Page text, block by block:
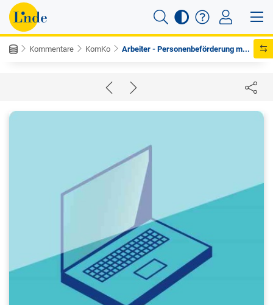
Kommentare KomKo Arbeiter - Personenbeförderung m...